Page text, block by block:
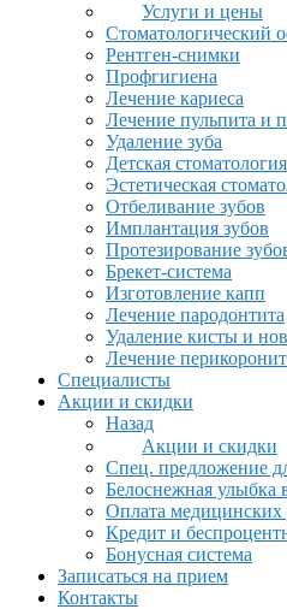
Услуги и цены
Стоматологический
Рентген-снимки
Профгигиена
Лечение кариеса
Лечение пульпита и
Удаление зуба
Детская стоматология
Эстетическая
Отбеливание зубов
Имплантация зубов
Протезирование
Брекет-система
Изготовление капп
Лечение пародонтита
Удаление кисты и
Лечение
Специалисты
Акции и скидки
Назад
Акции и скидки
Спец. предложение
Белоснежная улыбка
Оплата медицинских
Кредит и
Бонусная система
Записаться на прием
Контакты